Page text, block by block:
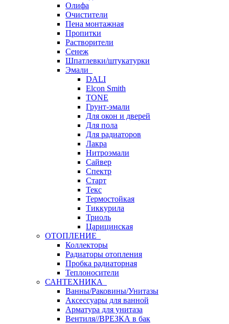
Олифа
Очистители
Пена монтажная
Пропитки
Растворители
Сенеж
Шпатлевки/штукатурки
Эмали
DALI
Elcon Smith
TONE
Грунт-эмали
Для окон и дверей
Для пола
Для радиаторов
Лакра
Нитроэмали
Сайвер
Спектр
Старт
Текс
Термостойкая
Тиккурила
Триоль
Царицинская
ОТОПЛЕНИЕ
Коллекторы
Радиаторы отопления
Пробка радиаторная
Теплоносители
САНТЕХНИКА
Ванны/Раковины/Унитазы
Аксессуары для ванной
Арматура для унитаза
Вентиля//ВРЕЗКА в бак